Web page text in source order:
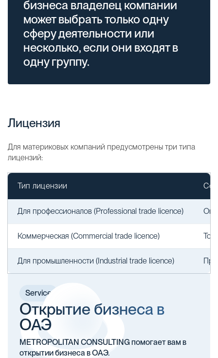
бизнеса владелец компании
может выбрать только одну
сферу деятельности или
несколько, если они входят в
одну группу.
Лицензия
Для материковых компаний предусмотрены три типа
лицензий:
Тип лицензии
Для профессионалов (Professional trade licence)
Коммерческая (Commercial trade licence)
Для промышленности (Industrial trade licence)
Service
Открытие бизнеса в
ОАЭ
METROPOLITAN CONSULTING помогает вам в
открытии бизнеса в ОАЭ.